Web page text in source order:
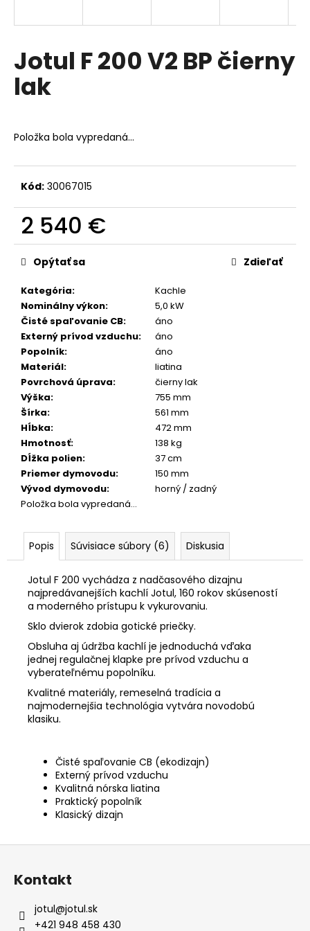
Jotul F 200 V2 BP čierny
lak
Položka bola vypredaná…
Kód: 30067015
2 540 €
Jednotková
cena:
Kategória:
Kachle
Nominálny výkon:
5,0 kW
Čisté spaľovanie CB:
áno
Externý prívod vzduchu:
áno
Popolník:
áno
Materiál:
liatina
Povrchová úprava:
čierny lak
Výška:
755 mm
Šírka:
561 mm
Hĺbka:
472 mm
Hmotnosť:
138 kg
Dĺžka polien:
37 cm
Priemer dymovodu:
150 mm
Vývod dymovodu:
horný / zadný
Položka bola vypredaná…
Opýtať sa Zdieľať
Popis Súvisiace súbory (6) Diskusia
Jotul F 200 vychádza z nadčasového dizajnu
najpredávanejších kachlí Jotul, 160 rokov skúseností
a moderného prístupu k vykurovaniu.
Sklo dvierok zdobia gotické priečky.
Obsluha aj údržba kachlí je jednoduchá vďaka
jednej regulačnej klapke pre prívod vzduchu a
vyberateľnému popolníku.
Kvalitné materiály, remeselná tradícia a
najmodernejšia technológia vytvára novodobú
klasiku.
Čisté spaľovanie CB (ekodizajn)
Externý prívod vzduchu
Kvalitná nórska liatina
Praktický popolník
Klasický dizajn
s
ť
?
O
d
o
ú
č
a
m
e
Z
Kontakt
jotul@jotul.sk
+421 948 458 430